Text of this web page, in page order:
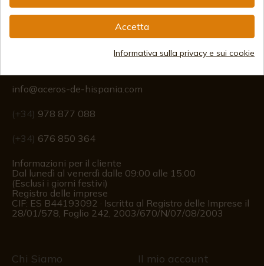
info@aceros-de-hispania.com
(+34) 978 877 088
(+34) 676 850 364
Informazioni per il cliente
Dal lunedì al venerdì dalle 09:00 alle 15:00
(Esclusi i giorni festivi)
Registro delle imprese
CIF: ES B44193092 · Iscritta al Registro delle Imprese il
28/01/578, Foglio 242, 2003/670/N/07/08/2003
Chi Siamo Il mio account
Accetta
Informativa sulla privacy e sui cookie